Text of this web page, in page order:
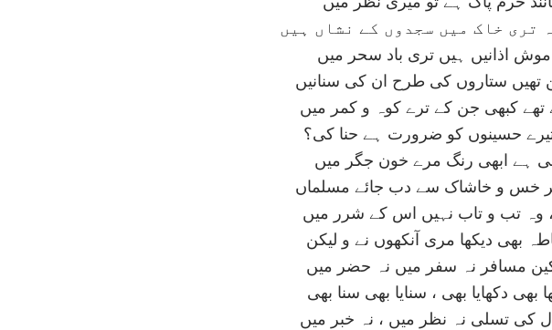
تری خاک ميں سجدوں کے نشاں ہيں
اذانيں ہيں تری باد سحر ميں
ستاروں کی طرح ان کی سنانيں
تھے کبھی جن کے ترے کوہ و کمر ميں
حسينوں کو ضرورت ہے حنا کی؟
ہے ابھی رنگ مرے خون جگر ميں
خس و خاشاک سے دب جائے مسلماں
، وہ تب و تاب نہيں اس کے شرر ميں
بھی ديکھا مری آنکھوں نے و ليکن
مسافر نہ سفر ميں نہ حضر ميں
بھی دکھايا بھی ، سنايا بھی سنا بھی
کی تسلی نہ نظر ميں ، نہ خبر ميں